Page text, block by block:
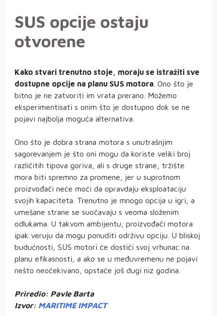
SUS opcije ostaju
otvorene
Kako stvari trenutno stoje, moraju se istražiti sve
dostupne opcije na planu SUS motora . Ono što je
bitno je ne zatvoriti im vrata prerano. Možemo
eksperimentisati s onim što je dostupno dok se ne
pojavi najbolja moguća alternativa.
Ono što je dobra strana motora s unutrašnjim
sagorevanjem je što oni mogu da koriste veliki broj
različitih tipova goriva, ali s druge strane, tržište
mora biti spremno za promene, jer u suprotnom
proizvođači neće moći da opravdaju eksploataciju
svojih kapaciteta. Trenutno je mnogo opcija u igri, a
umešane strane se suočavaju s veoma složenim
odlukama. U takvom ambijentu, proizvođači motora
ipak veruju da mogu ponuditi održivu opciju. U bliskoj
budućnosti, SUS motori će dostići svoj vrhunac na
planu efikasnosti, a ako se u međuvremenu ne pojavi
nešto neočekivano, opstaće još dugi niz godina.
Priredio: Pavle Barta
Izvor: MARITIME IMPACT